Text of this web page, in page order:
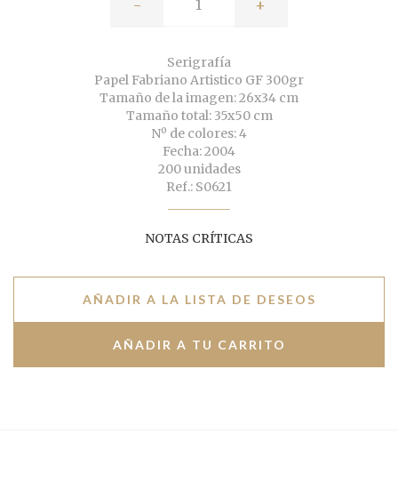
- +
Serigrafía
Papel Fabriano Artistico GF 300gr
Tamaño de la imagen: 26x34 cm
Tamaño total: 35x50 cm
Nº de colores: 4
Fecha: 2004
200 unidades
Ref.: S0621
NOTAS CRÍTICAS
AÑADIR A LA LISTA DE DESEOS